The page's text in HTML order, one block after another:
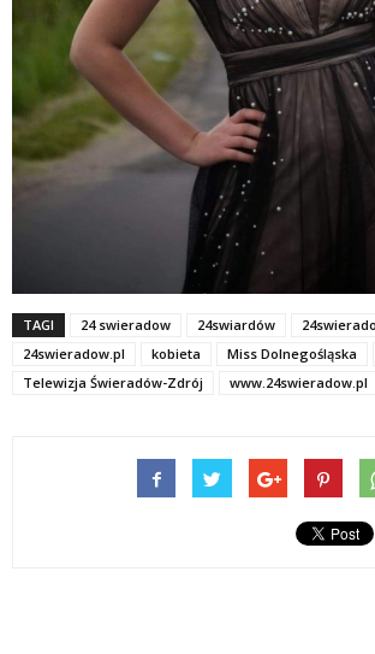
TAGI 24 swieradow 24swiardów
24swieradow.pl
kobieta Miss Dolnegośląska
Telewizja Świeradów-Zdrój
www.24swieradow.pl